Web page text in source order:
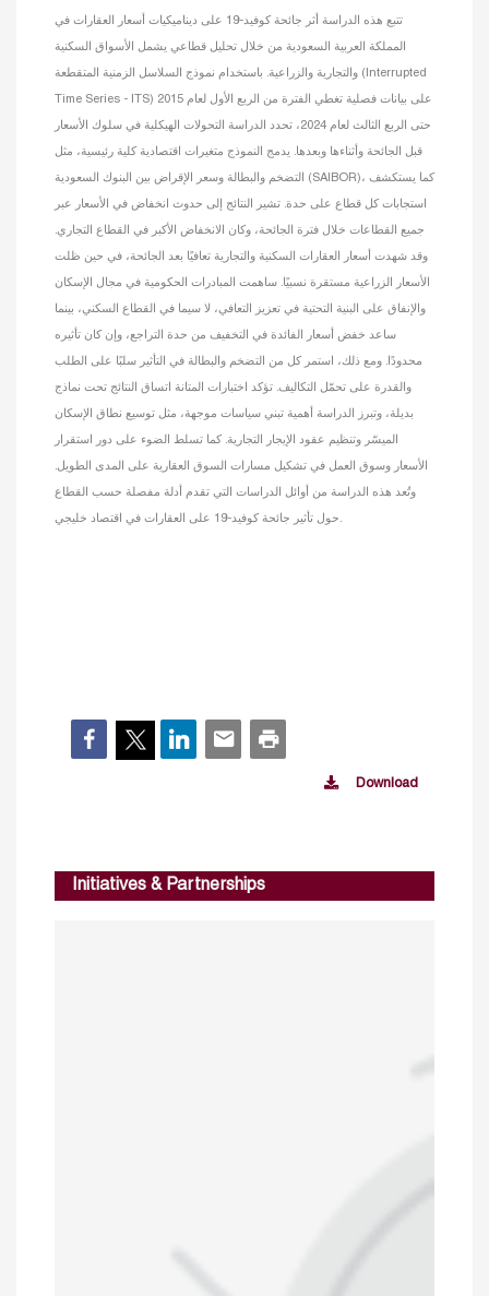
تتبع هذه الدراسة أثر جائحة كوفيد-19 على ديناميكيات أسعار العقارات في
المملكة العربية السعودية من خلال تحليل قطاعي يشمل الأسواق السكنية
والتجارية والزراعية. باستخدام نموذج السلاسل الزمنية المتقطعة (Interrupted
Time Series - ITS) على بيانات فصلية تغطي الفترة من الربع الأول لعام 2015
حتى الربع الثالث لعام 2024، تحدد الدراسة التحولات الهيكلية في سلوك الأسعار
قبل الجائحة وأثناءها وبعدها. يدمج النموذج متغيرات اقتصادية كلية رئيسية، مثل
التضخم والبطالة وسعر الإقراض بين البنوك السعودية (SAIBOR)، كما يستكشف
استجابات كل قطاع على حدة. تشير النتائج إلى حدوث انخفاض في الأسعار عبر
جميع القطاعات خلال فترة الجائحة، وكان الانخفاض الأكبر في القطاع التجاري.
وقد شهدت أسعار العقارات السكنية والتجارية تعافيًا بعد الجائحة، في حين ظلت
الأسعار الزراعية مستقرة نسبيًا. ساهمت المبادرات الحكومية في مجال الإسكان
والإنفاق على البنية التحتية في تعزيز التعافي، لا سيما في القطاع السكني، بينما
ساعد خفض أسعار الفائدة في التخفيف من حدة التراجع، وإن كان تأثيره
محدودًا. ومع ذلك، استمر كل من التضخم والبطالة في التأثير سلبًا على الطلب
والقدرة على تحمّل التكاليف. تؤكد اختبارات المتانة اتساق النتائج تحت نماذج
بديلة، وتبرز الدراسة أهمية تبني سياسات موجهة، مثل توسيع نطاق الإسكان
الميسّر وتنظيم عقود الإيجار التجارية. كما تسلط الضوء على دور استقرار
الأسعار وسوق العمل في تشكيل مسارات السوق العقارية على المدى الطويل.
وتُعد هذه الدراسة من أوائل الدراسات التي تقدم أدلة مفصلة حسب القطاع
Download
Initiatives & Partnerships